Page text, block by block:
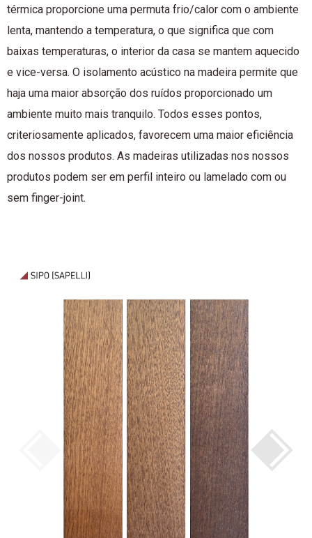
térmica proporcione uma permuta frio/calor com o ambiente
lenta, mantendo a temperatura, o que significa que com
baixas temperaturas, o interior da casa se mantem aquecido
e vice-versa. O isolamento acústico na madeira permite que
haja uma maior absorção dos ruídos proporcionado um
ambiente muito mais tranquilo. Todos esses pontos,
criteriosamente aplicados, favorecem uma maior eficiência
dos nossos produtos. As madeiras utilizadas nos nossos
produtos podem ser em perfil inteiro ou lamelado com ou
sem finger-joint.